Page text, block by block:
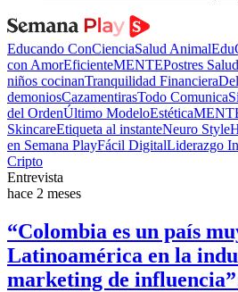
Educando ConCienciaSalud Animal
con AmorEficienteMENTEPostres
niños cocinanTranquilidad Financiera
demoniosCazamentirasTodo Comunica
del OrdenÚltimo Modelo
SkincareEtiqueta al instanteNeuro Style
en Semana PlayFácil DigitalLiderazgo
Cripto
Entrevista
hace 2 meses
“Colombia es un país
Latinoamérica en la
marketing de